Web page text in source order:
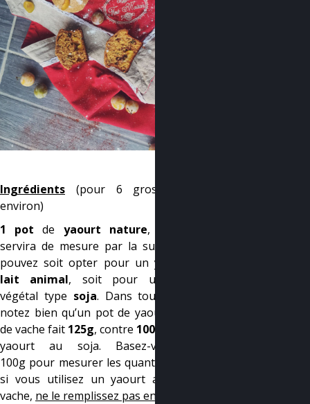
Ingrédients (pour 6 gros muffins
environ)
1 pot de yaourt nature, qui vous
servira de mesure par la suite ! Vous
pouvez soit opter pour un yaourt au
lait animal, soit pour un yaourt
végétal type soja. Dans tous les cas,
notez bien qu’un pot de yaourt au lait
de vache fait 125g, contre 100g
yaourt au soja. Basez-vous sur
100g pour mesurer les quantités : ainsi
si vous utilisez un yaourt au lait de
vache, ne le remplissez pas entièrement